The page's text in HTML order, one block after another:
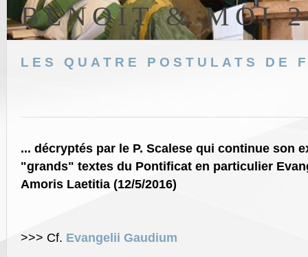
BENOIT & MOI
LES QUATRE POSTULATS DE
... décryptés par le P. Scalese qui continue son
"grands" textes du Pontificat en particulier
Amoris Laetitia (12/5/2016)
>>> Cf. Evangelii Gaudium